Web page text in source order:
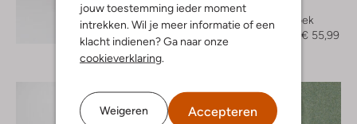
jouw toestemming ieder moment
intrekken. Wil je meer informatie of een
klacht indienen? Ga naar onze
cookieverklaring
Weigeren Accepteren
Ontdek de look
Cargobroek
€ 55,99